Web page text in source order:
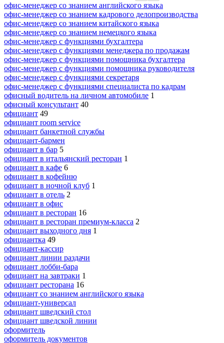
офис-менеджер со знанием английского языка
офис-менеджер со знанием кадрового делопроизводства
офис-менеджер со знанием китайского языка
офис-менеджер со знанием немецкого языка
офис-менеджер с функциями бухгалтера
офис-менеджер с функциями менеджера по продажам
офис-менеджер с функциями помощника бухгалтера
офис-менеджер с функциями помощника руководителя
офис-менеджер с функциями секретаря
офис-менеджер с функциями специалиста по кадрам
офисный водитель на личном автомобиле 1
офисный консультант 40
официант 49
официант room service
официант банкетной службы
официант-бармен
официант в бар 5
официант в итальянский ресторан 1
официант в кафе 6
официант в кофейню
официант в ночной клуб 1
официант в отель 2
официант в офис
официант в ресторан 16
официант в ресторан премиум-класса 2
официант выходного дня 1
официантка 49
официант-кассир
официант линии раздачи
официант лобби-бара
официант на завтраки 1
официант ресторана 16
официант со знанием английского языка
официант-универсал
официант шведский стол
официант шведской линии
оформитель
оформитель документов